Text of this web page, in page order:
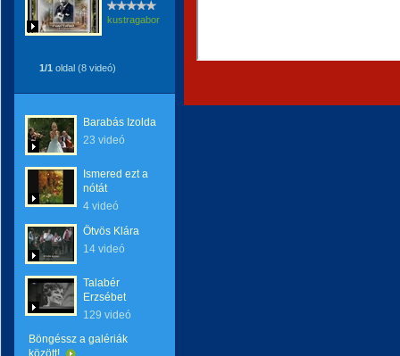
kustragabor
1/1 oldal (8 videó)
Barabás Izolda
23 videó
Ismered ezt a
nótát
4 videó
Ötvös Klára
14 videó
Talabér
Erzsébet
129 videó
Böngéssz a galériák
között!